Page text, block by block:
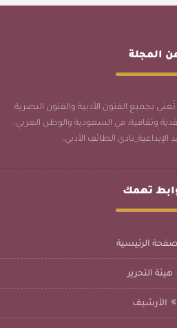
المجلة
بجميع الفنون الأدبية والفنون البصرية
وثقافية، في السعودية والوطن العربي،
الطائف الأدبي.
تهمك
الرئيسية
هيئة التحرير
الأرشيف